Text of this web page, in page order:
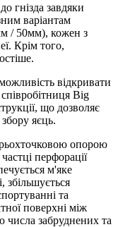
гнізда завдяки
варіантам
/ 50мм), кожен з
Крім того,
відкривати
Big
що дозволяє
яєць.
опорою
перфорації
м'яке
збільшується
та
поверхні між
числа забруднених та